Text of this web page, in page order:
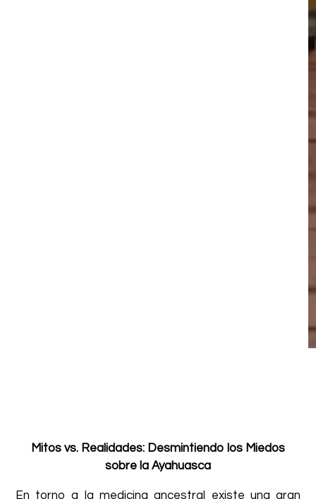
Mitos vs. Realidades: Desmintiendo los Miedos
sobre la Ayahuasca
En torno a la medicina ancestral existe una gran